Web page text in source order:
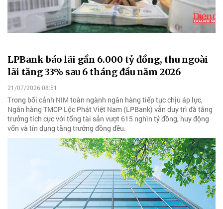
LPBank báo lãi gần 6.000 tỷ đồng, thu ngoài
lãi tăng 33% sau 6 tháng đầu năm 2026
21/07/2026 08:51
Trong bối cảnh NIM toàn ngành ngân hàng tiếp tục chịu áp lực,
Ngân hàng TMCP Lộc Phát Việt Nam (LPBank) vẫn duy trì đà tăng
trưởng tích cực với tổng tài sản vượt 615 nghìn tỷ đồng, huy động
vốn và tín dụng tăng trưởng đồng đều.